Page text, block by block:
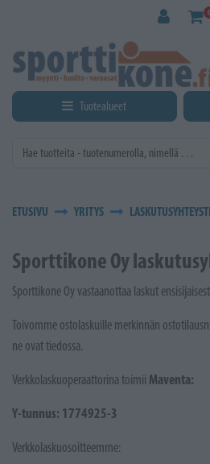
0
Tuotealueet
ETUSIVU YRITYS
Sporttikone Oy
Sporttikone Oy vastaanottaa laskut
Toivomme ostolaskuille merkinnän
ne ovat tiedossa.
Verkkolaskuoperaattorina toimii Maventa:
Y-tunnus: 1774925-3
Verkkolaskuosoitteemme: